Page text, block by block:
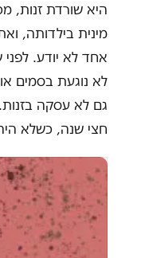
היא שורדת זנות,
מינית בילדותה,
אחד לא יודע. לפני
לא נוגעת בסמים
גם לא עסקה
חצי שנה, כשלא